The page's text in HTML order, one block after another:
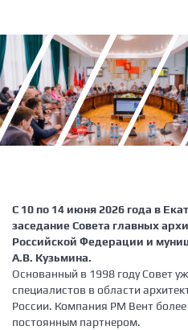
С 10 по 14 июня 2026 года в
заседание Совета главных
Российской Федерации и
А.В. Кузьмина.
Основанный в 1998 году Совет
специалистов в области
России. Компания РМ Вент более
постоянным партнером.